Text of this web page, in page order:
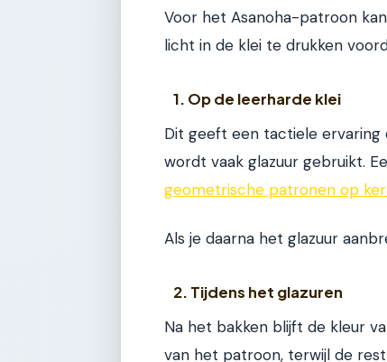
Voor het Asanoha-patroon
licht in de klei te drukken
1. Op de leerharde klei
Dit geeft een tactiele ervaring
wordt vaak glazuur gebruikt.
geometrische patronen op
Als je daarna het glazuur
2. Tijdens het glazuren
Na het bakken blijft de kleur
van het patroon, terwijl de